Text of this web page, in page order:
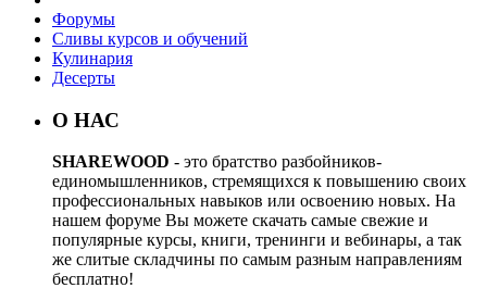
Форумы
Сливы курсов и обучений
Кулинария
Десерты
О НАС
SHAREWOOD - это братство разбойников-
единомышленников, стремящихся к повышению своих
профессиональных навыков или освоению новых. На
нашем форуме Вы можете скачать самые свежие и
популярные курсы, книги, тренинги и вебинары, а так
же слитые складчины по самым разным направлениям
бесплатно!